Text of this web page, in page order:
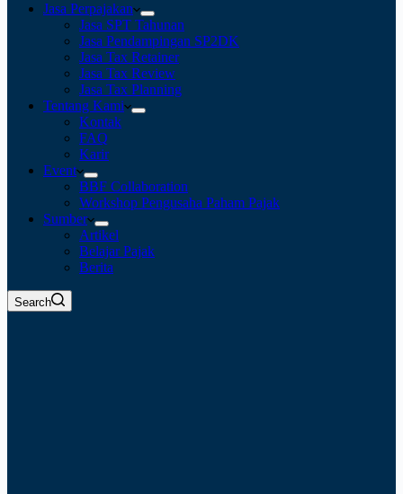
Jasa Perpajakan
Jasa SPT Tahunan
Jasa Pendampingan SP2DK
Jasa Tax Retainer
Jasa Tax Review
Jasa Tax Planning
Tentang Kami
Kontak
FAQ
Karir
Event
BBF Collaboration
Workshop Pengusaha Paham Pajak
Sumber
Artikel
Belajar Pajak
Berita
Search